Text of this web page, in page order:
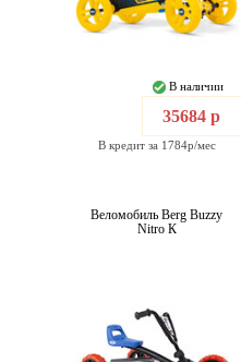
В наличии
35684 р
В кредит за 1784р/мес
Веломобиль Berg Buzzy
Nitro К